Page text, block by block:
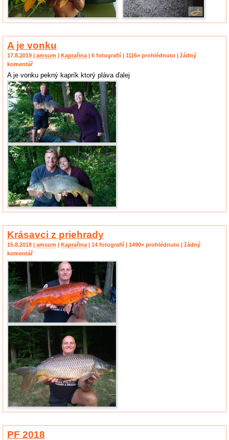
A je vonku
17.8.2019 | amsum Kaprařina | 6 fotografií | 1116× prohlédnuto | žádný
komentář
A je vonku pekný kaprík ktorý pláva ďalej
Krásavci z priehrady
15.8.2018 | amsum | Kaprařina | 14 fotografií | 1490× prohlédnuto | žádný
komentář
PF 2018